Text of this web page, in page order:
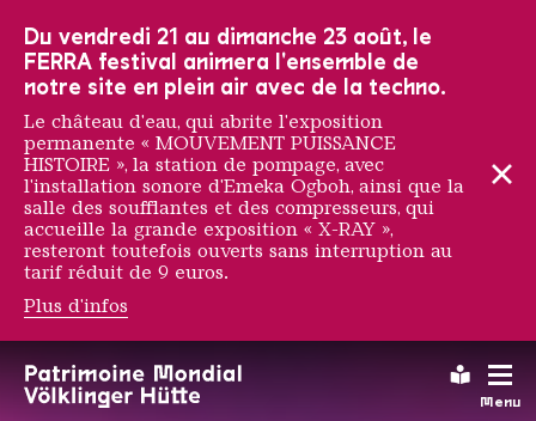
Menu
URBAN ART
Du vendredi 21 au dimanche 23 août, le
FERRA festival animera l'ensemble de
notre site en plein air avec de la techno.
Le château d'eau, qui abrite l'exposition
permanente « MOUVEMENT PUISSANCE
HISTOIRE », la station de pompage, avec
l'installation sonore d'Emeka Ogboh, ainsi que la
salle des soufflantes et des compresseurs, qui
accueille la grande exposition « X-RAY »,
resteront toutefois ouverts sans interruption au
tarif réduit de 9 euros.
Plus d'infos